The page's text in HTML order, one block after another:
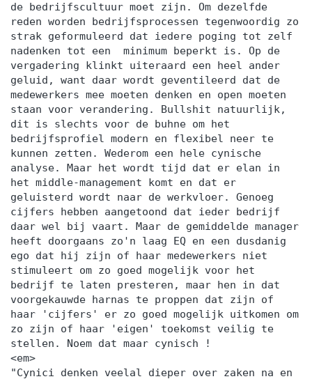
de bedrijfscultuur moet zijn. Om dezelfde
reden worden bedrijfsprocessen tegenwoordig zo
strak geformuleerd dat iedere poging tot zelf
nadenken tot een minimum beperkt is. Op de
vergadering klinkt uiteraard een heel ander
geluid, want daar wordt geventileerd dat de
medewerkers mee moeten denken en open moeten
staan voor verandering. Bullshit natuurlijk,
dit is slechts voor de buhne om het
bedrijfsprofiel modern en flexibel neer te
kunnen zetten. Wederom een hele cynische
analyse. Maar het wordt tijd dat er elan in
het middle-management komt en dat er
geluisterd wordt naar de werkvloer. Genoeg
cijfers hebben aangetoond dat ieder bedrijf
daar wel bij vaart. Maar de gemiddelde manager
heeft doorgaans zo'n laag EQ en een dusdanig
ego dat hij zijn of haar medewerkers niet
stimuleert om zo goed mogelijk voor het
bedrijf te laten presteren, maar hen in dat
voorgekauwde harnas te proppen dat zijn of
haar 'cijfers' er zo goed mogelijk uitkomen om
zo zijn of haar 'eigen' toekomst veilig te
stellen. Noem dat maar cynisch !
<em>
"Cynici denken veelal dieper over zaken na en